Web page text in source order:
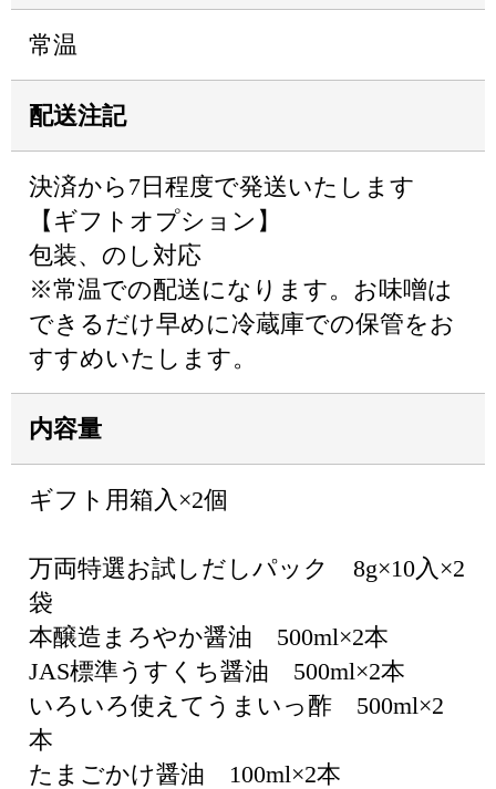
常温
配送注記
決済から7日程度で発送いたします
【ギフトオプション】
包装、のし対応
※常温での配送になります。お味噌は
できるだけ早めに冷蔵庫での保管をお
すすめいたします。
内容量
ギフト用箱入×2個
万両特選お試しだしパック 8g×10入×2
袋
本醸造まろやか醤油 500ml×2本
JAS標準うすくち醤油 500ml×2本
いろいろ使えてうまいっ酢 500ml×2
本
たまごかけ醤油 100ml×2本